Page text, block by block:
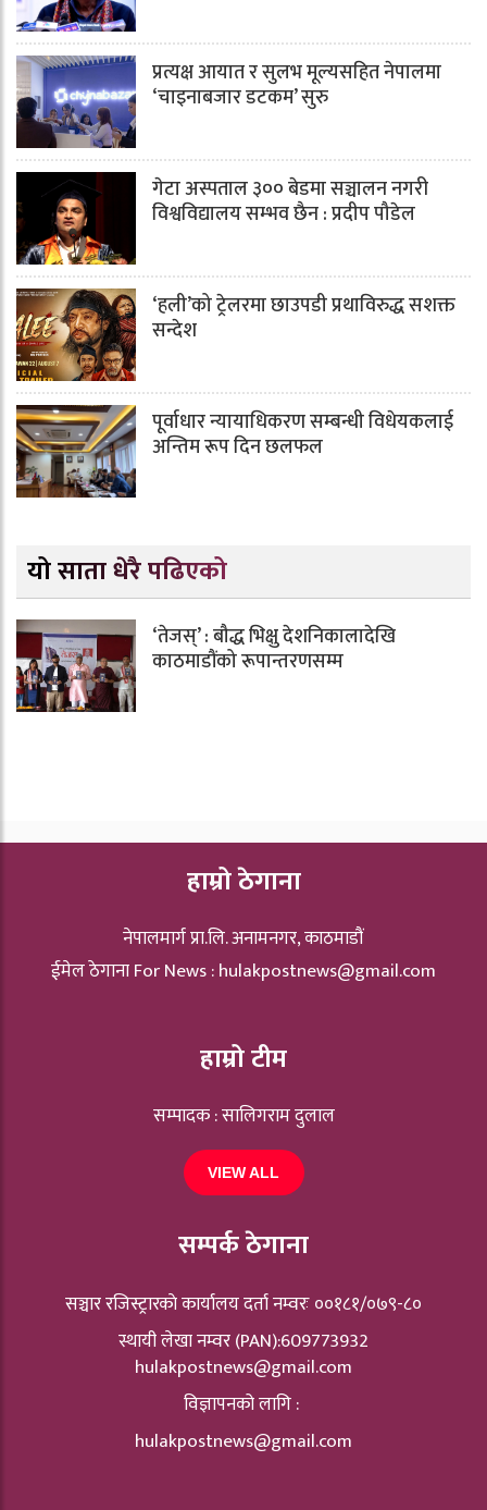
प्रत्यक्ष आयात र सुलभ मूल्यसहित नेपालमा
‘चाइनाबजार डटकम’ सुरु
गेटा अस्पताल ३०० बेडमा सञ्चालन नगरी
विश्वविद्यालय सम्भव छैन : प्रदीप पौडेल
‘हली’को ट्रेलरमा छाउपडी प्रथाविरुद्ध सशक्त
सन्देश
पूर्वाधार न्यायाधिकरण सम्बन्धी विधेयकलाई
अन्तिम रूप दिन छलफल
यो साता धेरै पढिएको
‘तेजस्’ : बौद्ध भिक्षु देशनिकालादेखि
काठमाडौंको रूपान्तरणसम्म
हाम्रो ठेगाना
नेपालमार्ग प्रा.लि. अनामनगर, काठमाडौं
ईमेल ठेगाना For News :hulakpostnews@gmail.com
हाम्रो टीम
सम्पादक : सालिगराम दुलाल
VIEW ALL
सम्पर्क ठेगाना
सञ्चार रजिस्ट्रारकाे कार्यालय दर्ता नम्वरः ००१८१/०७९-८०
स्थायी लेखा नम्वर (PAN):609773932
hulakpostnews@gmail.com
विज्ञापनको लागि :
hulakpostnews@gmail.com